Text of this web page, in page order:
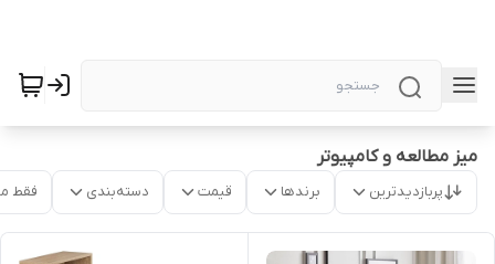
میز مطالعه و کامپیوتر
پربازدیدترین برندها قیمت دسته‌بندی فقط